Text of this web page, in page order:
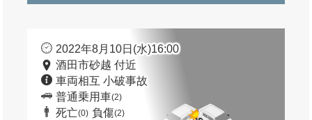
2022年8月10日(水)16:00
酒田市砂越 付近
車両相互 小破事故
普通乗用車(2)
死亡(0) 負傷(2)